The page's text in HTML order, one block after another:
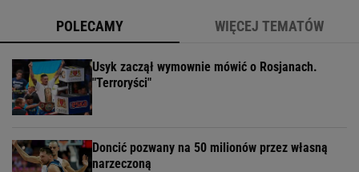
POLECAMY WIĘCEJ TEMATÓW
Usyk zaczął wymownie mówić o Rosjanach.
"Terroryści"
Doncić pozwany na 50 milionów przez własną
narzeczoną